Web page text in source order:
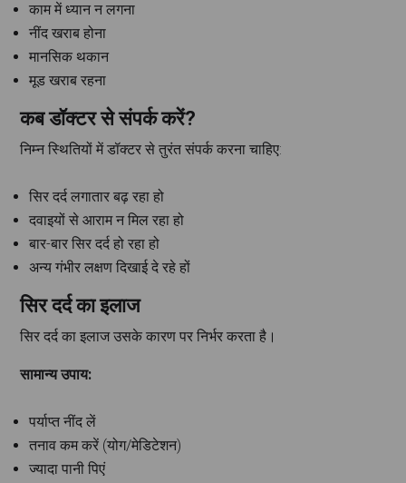
काम में ध्यान न लगना
नींद खराब होना
मानसिक थकान
मूड खराब रहना
कब डॉक्टर से संपर्क करें?
निम्न स्थितियों में डॉक्टर से तुरंत संपर्क करना चाहिए:
सिर दर्द लगातार बढ़ रहा हो
दवाइयों से आराम न मिल रहा हो
बार-बार सिर दर्द हो रहा हो
अन्य गंभीर लक्षण दिखाई दे रहे हों
सिर दर्द का इलाज
सिर दर्द का इलाज उसके कारण पर निर्भर करता है।
सामान्य उपाय:
पर्याप्त नींद लें
तनाव कम करें (योग/मेडिटेशन)
ज्यादा पानी पिएं